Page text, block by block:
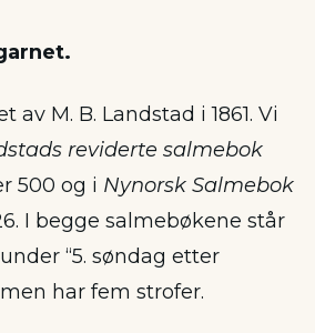
av M. B. Landstad i 1861. Vi
reviderte salmebok
500 og i Nynorsk Salmebok
I begge salmebøkene står
“5. søndag etter
har fem strofer.